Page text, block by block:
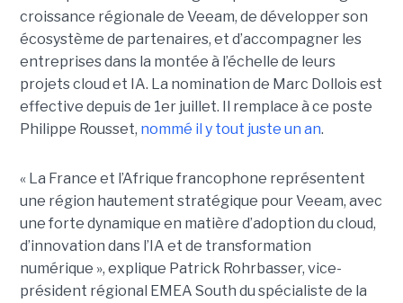
croissance régionale de Veeam, de développer son
écosystème de partenaires, et d’accompagner les
entreprises dans la montée à l’échelle de leurs
projets cloud et IA. La nomination de Marc Dollois est
effective depuis de 1er juillet. Il remplace à ce poste
Philippe Rousset, nommé il y tout juste un an.
« La France et l’Afrique francophone représentent
une région hautement stratégique pour Veeam, avec
une forte dynamique en matière d’adoption du cloud,
d’innovation dans l’IA et de transformation
numérique », explique Patrick Rohrbasser, vice-
président régional EMEA South du spécialiste de la